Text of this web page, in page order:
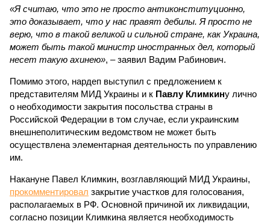
«Я считаю, что это не просто антиконституционно,
это доказывает, что у нас правят дебилы. Я просто не
верю, что в такой великой и сильной стране, как Украина,
может быть такой министр иностранных дел, который
несет такую ахинею», – заявил Вадим Рабинович.
Помимо этого, нардеп выступил с предложением к
представителям МИД Украины и к Павлу Климкину лично
о необходимости закрытия посольства страны в
Российской Федерации в том случае, если украинским
внешнеполитическим ведомством не может быть
осуществлена элементарная деятельность по управлению
им.
Накануне Павел Климкин, возглавляющий МИД Украины,
прокомментировал закрытие участков для голосования,
располагаемых в РФ. Основной причиной их ликвидации,
согласно позиции Климкина является необходимость